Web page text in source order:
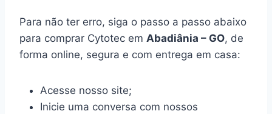
Para não ter erro, siga o passo a passo abaixo
para comprar Cytotec em Abadiânia – GO, de
forma online, segura e com entrega em casa:
Acesse nosso site;
Inicie uma conversa com nossos